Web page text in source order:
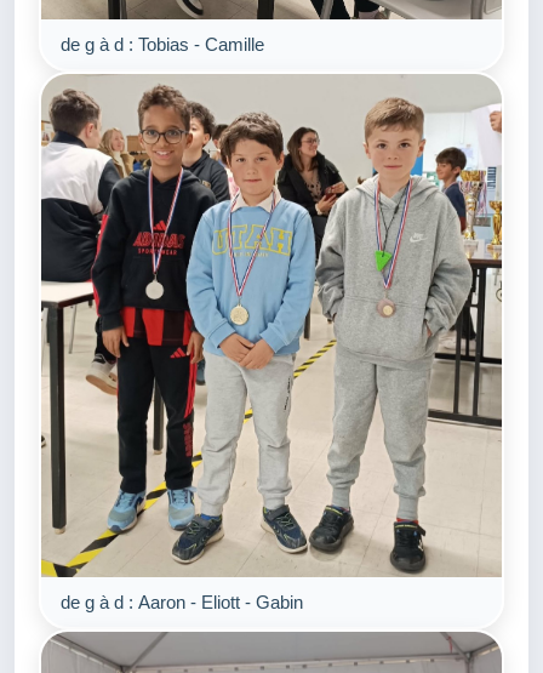
de g à d : Tobias - Camille
de g à d : Aaron - Eliott - Gabin